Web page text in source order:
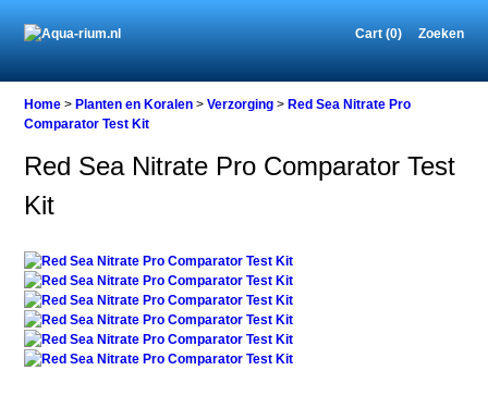
Cart (0) Zoeken
Home
Planten
en
Koralen
Red
Sea
Nitrate
Pro
Comparator
Test
Home >Planten en Koralen >Verzorging >Red Sea Nitrate Pro
Comparator Test Kit
Red Sea Nitrate Pro Comparator Test
Kit